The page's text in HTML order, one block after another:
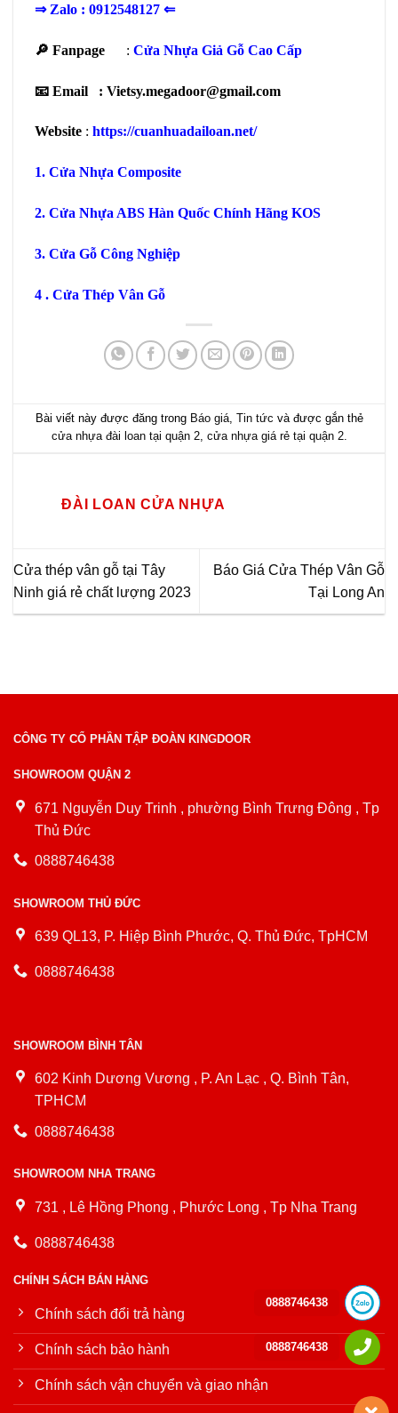
⇒ Zalo : 0912548127 ⇐
🔎 Fanpage : Cửa Nhựa Giả Gỗ Cao Cấp
📧 Email : Vietsy.megadoor@gmail.com
Website : https://cuanhuadailoan.net/
1. Cửa Nhựa Composite
2. Cửa Nhựa ABS Hàn Quốc Chính Hãng KOS
3. Cửa Gỗ Công Nghiệp
4 . Cửa Thép Vân Gỗ
Bài viết này được đăng trong Báo giá, Tin tức và được gắn thẻ
cửa nhựa đài loan tại quận 2, cửa nhựa giá rẻ tại quận 2.
ĐÀI LOAN CỬA NHỰA
Cửa thép vân gỗ tại Tây
Ninh giá rẻ chất lượng 2023
Báo Giá Cửa Thép Vân Gỗ
Tại Long An
CÔNG TY CỔ PHẦN TẬP ĐOÀN KINGDOOR
SHOWROOM QUẬN 2
671 Nguyễn Duy Trinh , phường Bình Trưng Đông , Tp
Thủ Đức
0888746438
SHOWROOM THỦ ĐỨC
639 QL13, P. Hiệp Bình Phước, Q. Thủ Đức, TpHCM
0888746438
SHOWROOM BÌNH TÂN
602 Kinh Dương Vương , P. An Lạc , Q. Bình Tân,
TPHCM
0888746438
SHOWROOM NHA TRANG
731 , Lê Hồng Phong , Phước Long , Tp Nha Trang
0888746438
CHÍNH SÁCH BÁN HÀNG
Chính sách đổi trả hàng
Chính sách bảo hành
Chính sách vận chuyển và giao nhận
0888746438
0888746438